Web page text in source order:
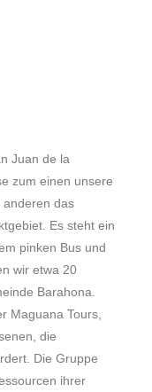
Juan de la
zum einen unsere
anderen das
Es steht ein
pinken Bus und
wir etwa 20
Barahona.
Maguana Tours,
die
Die Gruppe
ihrer